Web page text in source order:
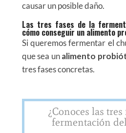
causar un posible daño.
Las tres fases de la
cómo conseguir un alimento
Si queremos fermentar el
que sea unalimento
tres fases concretas.
¿Conoces las tres
fermentación